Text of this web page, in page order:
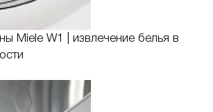
Miele W1 | извлечение белья в